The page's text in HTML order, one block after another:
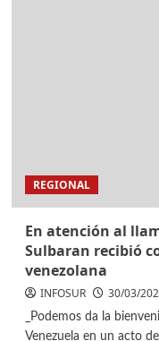
REGIONAL
En atención al
Sulbaran recibió
venezolana
INFOSUR 30/03/
_Podemos da la
Venezuela en un acto